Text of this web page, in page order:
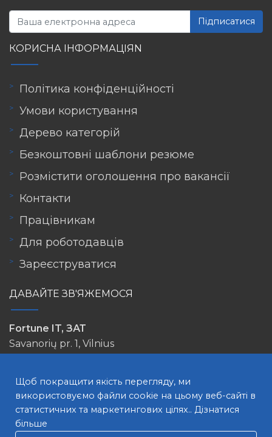
Підписатися
КОРИСНА ІНФОРМАЦІЯN
Політика конфіденційності
Умови користування
Дерево категорій
Безкоштовні шаблони резюме
Розмістити оголошення про вакансії
Контакти
Працівникам
Для роботодавців
Зареєструватися
ДАВАЙТЕ ЗВ'ЯЖЕМОСЯ
Fortune IT, ЗАТ
Savanorių pr. 1, Vilnius
Щоб покращити якість перегляду, ми
використовуємо файли cookie на цьому веб-сайті в
статистичних та маркетингових цілях.. Дізнатися
більше